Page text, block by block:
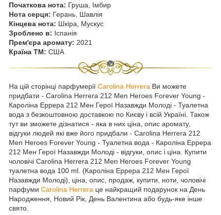
Початкова нота: Груша, Імбир
Нота серця: Герань, Шавлія
Кінцева нота: Шкіра, Мускус
Зроблено в: Іспанія
Прем'єра аромату: 2021
Країна ТМ: США
На цій сторінці парфумерії Carolina Herrera Ви можете
придбати - Carolina Herrera 212 Men Heroes Forever Young -
Кароліна Еррера 212 Мен Герої Назавжди Молоді - Туалетна
вода з безкоштовною доставкою по Києву і всій Україні. Також
тут ви зможете дізнатися - яка в них ціна, опис аромату,
відгуки людей які вже його придбали - Carolina Herrera 212
Men Heroes Forever Young - Туалетна вода - Кароліна Еррера
212 Мен Герої Назавжди Молоді - відгуки, опис і ціна. Купити
чоловічі Carolina Herrera 212 Men Heroes Forever Young
туалетна вода 100 ml. (Кароліна Еррера 212 Мен Герої
Назавжди Молоді), ціна, опис, продаж, купити, ноти, чоловічі
парфуми Carolina Herrera це найкращий подарунок на День
Народження, Новий Рік, День Валентина або будь-яке інше
свято.